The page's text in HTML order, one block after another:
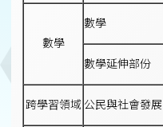
數學
數學
數學延伸部份
跨學習領域 公民與社會發展